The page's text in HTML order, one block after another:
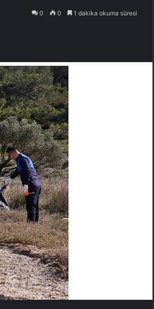
0 0 1 dakika okuma süresi